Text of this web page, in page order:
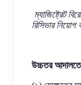
ম্যাজিষ্ট্রেট
রিসিভার
উচ্চতর